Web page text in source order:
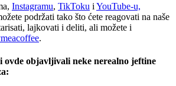
Instagramu, TikToku i YouTube-u,
podržati tako što ćete reagovati na naše
lajkovati i deliti, ali možete i
.
ovde objavljivali neke nerealno jeftine